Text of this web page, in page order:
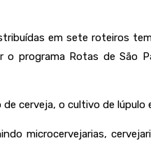
em sete roteiros
programa Rotas de São
cerveja, o cultivo de
microcervejarias,